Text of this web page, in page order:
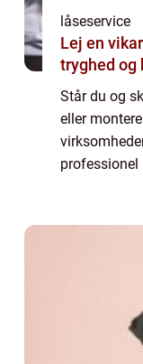
låseservice
Lej en
tryghed og
Står du og
eller
professionel